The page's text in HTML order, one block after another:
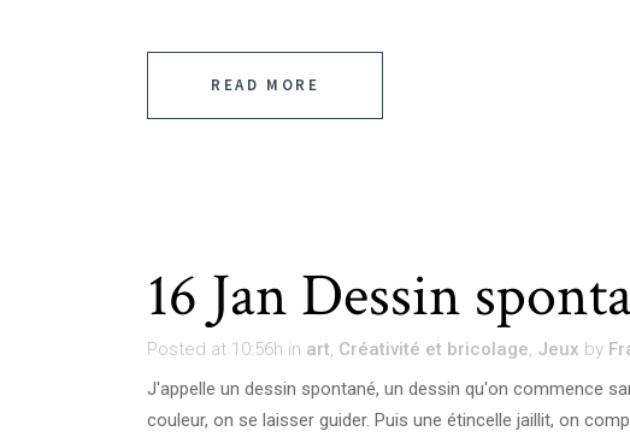
READ MORE
16 Jan Dessin
Posted at 10:56h in art, Créativité et bricolage, Jeux by
J'appelle un dessin spontané, un dessin qu'on commence
couleur, on se laisser guider. Puis une étincelle jaillit, on